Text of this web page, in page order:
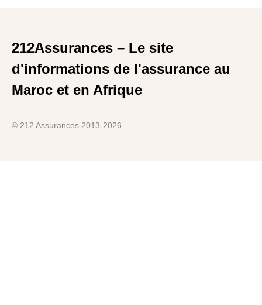
212Assurances – Le site
d'informations de l'assurance au
Maroc et en Afrique
© 212 Assurances 2013-2026